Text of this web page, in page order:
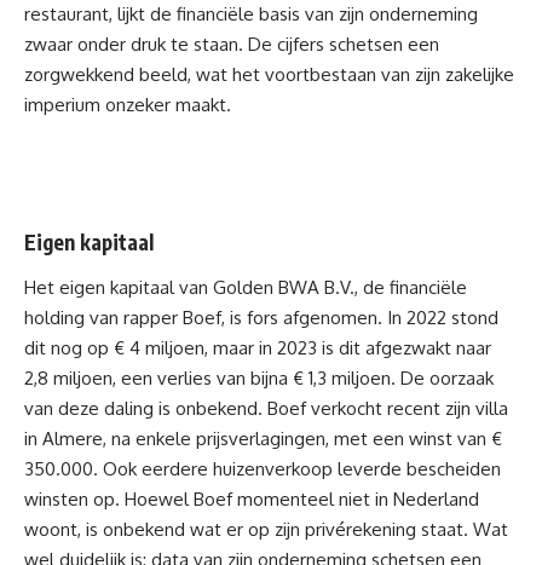
restaurant, lijkt de financiële basis van zijn onderneming
zwaar onder druk te staan. De cijfers schetsen een
zorgwekkend beeld, wat het voortbestaan van zijn zakelijke
imperium onzeker maakt.
Eigen kapitaal
Het eigen kapitaal van Golden BWA B.V., de financiële
holding van rapper Boef, is fors afgenomen. In 2022 stond
dit nog op € 4 miljoen, maar in 2023 is dit afgezwakt naar
2,8 miljoen, een verlies van bijna € 1,3 miljoen. De oorzaak
van deze daling is onbekend. Boef verkocht recent zijn villa
in Almere, na enkele prijsverlagingen, met een winst van €
350.000. Ook eerdere huizenverkoop leverde bescheiden
winsten op. Hoewel Boef momenteel niet in Nederland
woont, is onbekend wat er op zijn privérekening staat. Wat
wel duidelijk is: data van zijn onderneming schetsen een